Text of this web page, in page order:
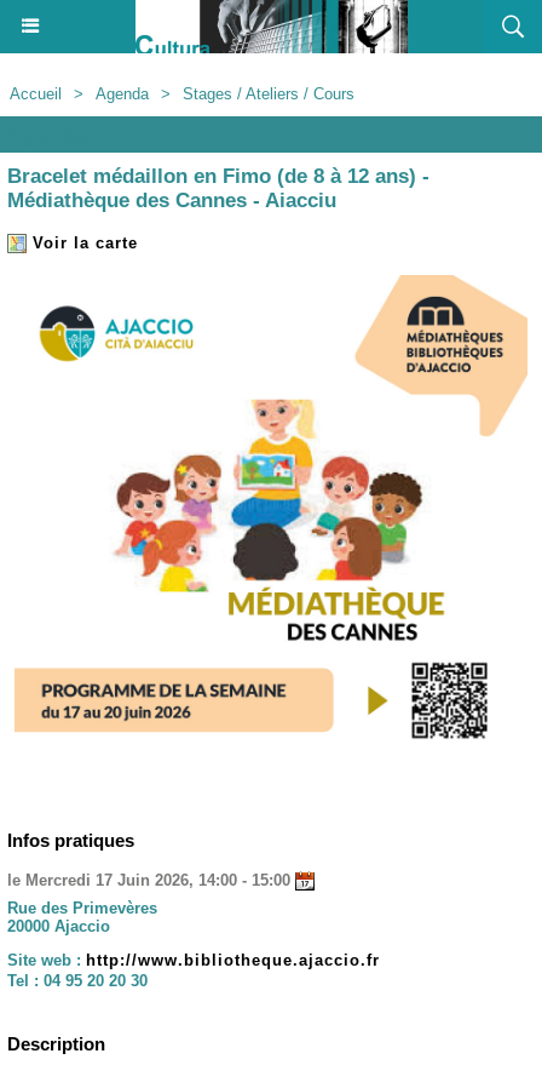
Accueil > Agenda > Stages / Ateliers / Cours
Bracelet médaillon en Fimo (de 8 à 12 ans) -
Médiathèque des Cannes - Aiacciu
Voir la carte
Infos pratiques
le Mercredi 17 Juin 2026, 14:00 - 15:00
Rue des Primevères
20000 Ajaccio
Site web : http://www.bibliotheque.ajaccio.fr
Tel : 04 95 20 20 30
Description